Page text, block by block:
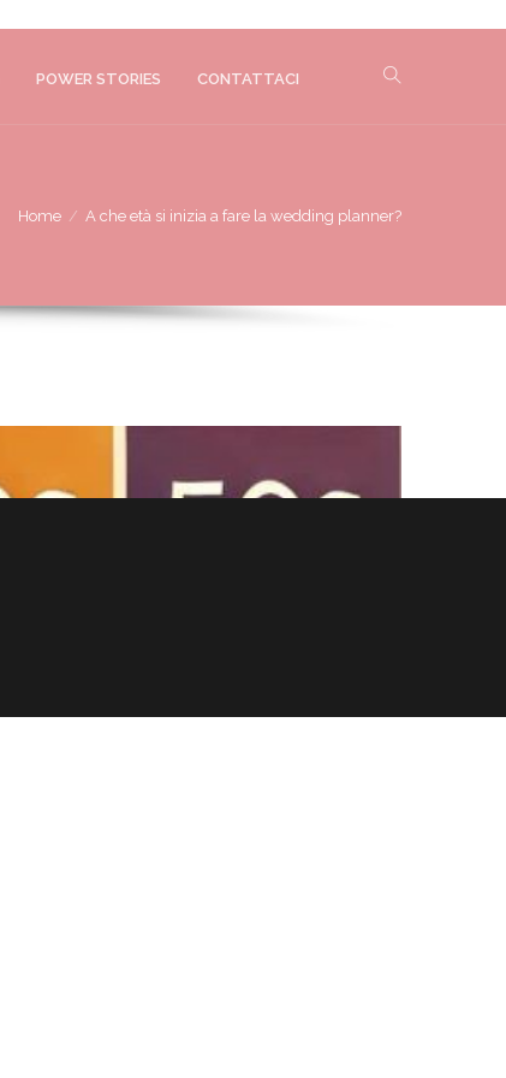
POWER STORIES CONTATTACI
Home A che età si inizia a fare la wedding planner?